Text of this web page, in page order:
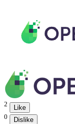
2
Like
0
Dislike